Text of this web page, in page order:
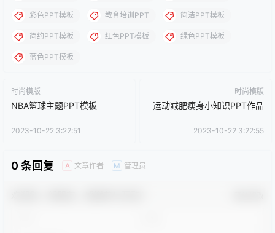
彩色PPT模板 教育培训PPT 简洁PPT模板
简约PPT模板 红色PPT模板 绿色PPT模板
蓝色PPT模板
时尚模版
NBA篮球主题PPT模板
2023-10-22 3:22:51
时尚模版
运动减肥瘦身小知识PPT作品
2023-10-22 3:22:55
0 条回复 A 文章作者 M 管理员